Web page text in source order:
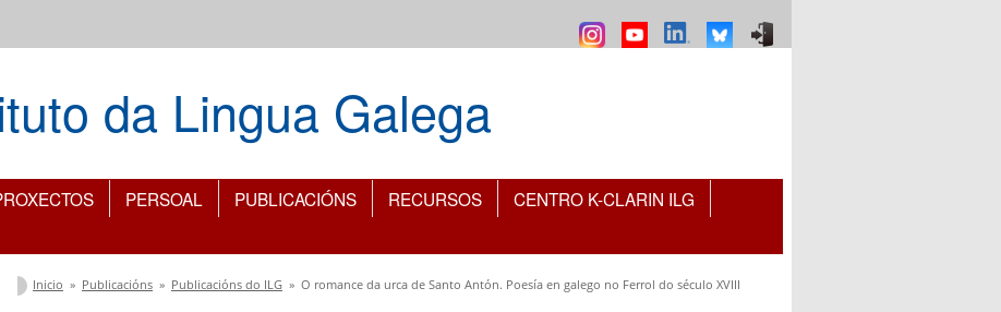
da Lingua Galega
PERSOAL PUBLICACIÓNS RECURSOS
CENTRO K-CLARIN ILG
Vostede está aquí
Inicio » Publicacións » Publicacións do ILG » O romance da urca de Santo Antón. Poesía en galego no Ferrol do século XVIII